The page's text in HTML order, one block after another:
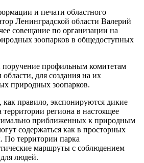
и печати областного
Ленинградской области Валерий
совещание по организации на
зоопарков в общедоступных
профильным комитетам
для создания на их
природных зоопарков.
правило, экспонируются дикие
региона в настоящее
приближенных к природным
содержаться как в просторных
По территории парка
маршруты с соблюдением
людей.